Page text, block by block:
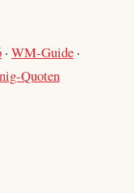
· WM-Guide ·
Quoten